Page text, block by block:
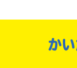
か